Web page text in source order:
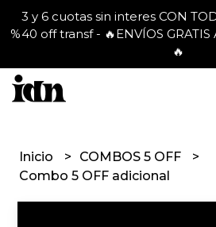
3 y 6 cuotas sin interes CON
%40 off transf - 🔥ENVÍOS GRATIS
🔥
Inicio
COMBOS 5 OFF
Combo 5 OFF adicional